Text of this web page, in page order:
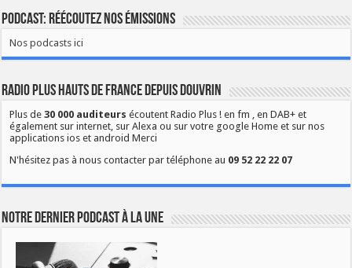
Podcast: Réécoutez nos émissions
Nos podcasts ici
Radio Plus Hauts de France depuis Douvrin
Plus de30 000 auditeurs écoutent Radio Plus ! en fm , en DAB+ et
également sur internet, sur Alexa ou sur votre google Home et sur nos
applications ios et android Merci
N'hésitez pas à nous contacter par téléphone au 09 52 22 22 07
Notre dernier podcast à la une